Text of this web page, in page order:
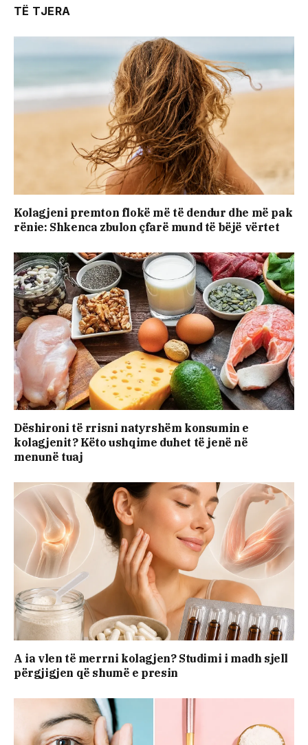
TË TJERA
Kolagjeni premton flokë më të dendur dhe më pak
rënie: Shkenca zbulon çfarë mund të bëjë vërtet
Dëshironi të rrisni natyrshëm konsumin e
kolagjenit? Këto ushqime duhet të jenë në
menunë tuaj
A ia vlen të merrni kolagjen? Studimi i madh sjell
përgjigjen që shumë e presin